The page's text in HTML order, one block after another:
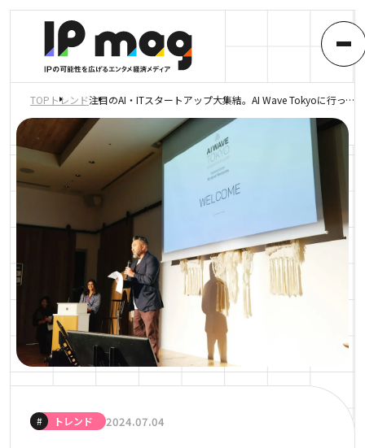
TOP トレンド 注目のAI・ITスタートアップ大集結。AI Wave Tokyoに行ってきた！
# トレンド 2024.07.04